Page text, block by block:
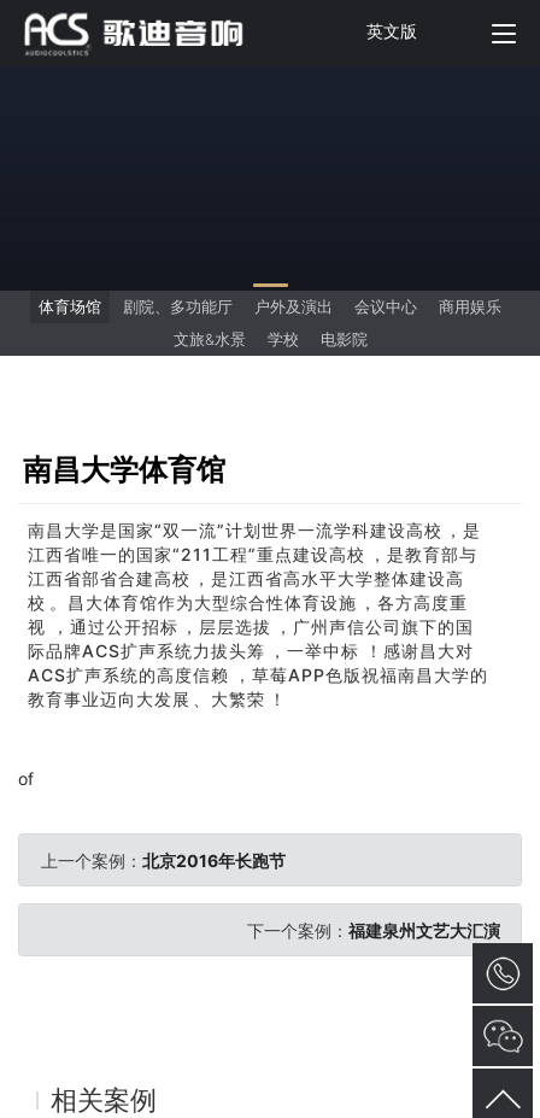
英文版
体育场馆 剧院、多功能厅 户外及演出 会议中心
商用娱乐
文旅&水景
学校 电影院
南昌大学体育馆
南昌大学是国家“双一流”计划世界一流学科建设高校，是
江西省唯一的国家“211工程”重点建设高校，是教育部与
江西省部省合建高校，是江西省高水平大学整体建设高
校。昌大体育馆作为大型综合性体育设施，各方高度重
视，通过公开招标，层层选拔，广州声信公司旗下的国
际品牌ACS扩声系统力拔头筹，一举中标！感谢昌大对
ACS扩声系统的高度信赖，草莓APP色版祝福南昌大学的
教育事业迈向大发展、大繁荣！
of
上一个案例： 北京2016年长跑节
下一个案例： 福建泉州文艺大汇演
相关案例